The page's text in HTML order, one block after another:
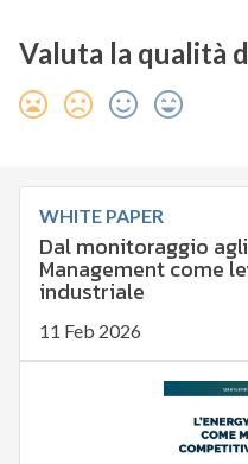
Valuta la qualità
WHITE PAPER
Dal monitoraggio
Management come
industriale
11 Feb 2026